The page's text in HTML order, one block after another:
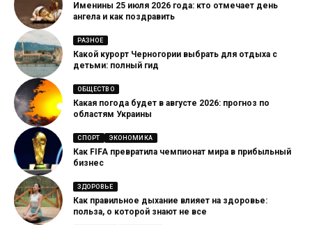
Именины 25 июля 2026 года: кто отмечает день
ангела и как поздравить
РАЗНОЕ
Какой курорт Черногории выбрать для отдыха с
детьми: полный гид
ОБЩЕСТВО
Какая погода будет в августе 2026: прогноз по
областям Украины
СПОРТ ЭКОНОМИКА
Как FIFA превратила чемпионат мира в прибыльный
бизнес
ЗДОРОВЬЕ
Как правильное дыхание влияет на здоровье:
польза, о которой знают не все